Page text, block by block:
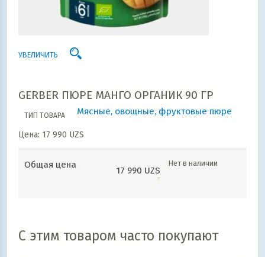
УВЕЛИЧИТЬ
GERBER ПЮРЕ МАНГО ОРГАНИК 90 ГР
ТИП ТОВАРА Мясные, овощные, фруктовые пюре
Цена: 17 990 UZS
Общая цена
17 990 UZS
Нет в наличии
С этим товаром часто покупают